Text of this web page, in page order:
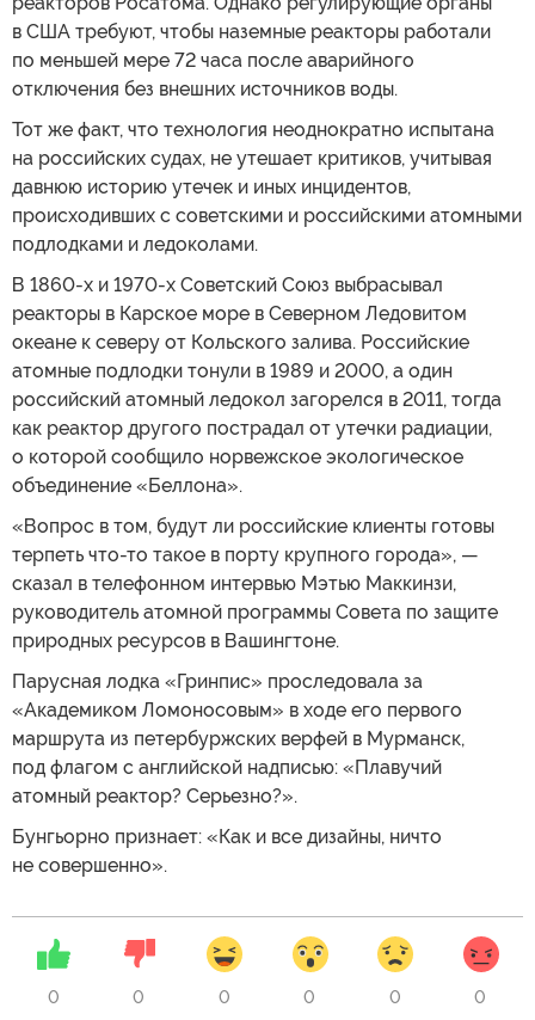
в США требуют, чтобы наземные реакторы работали
по меньшей мере 72 часа после аварийного
отключения без внешних источников воды.
Тот же факт, что технология неоднократно испытана
на российских судах, не утешает критиков, учитывая
давнюю историю утечек и иных инцидентов,
происходивших с советскими и российскими атомными
подлодками и ледоколами.
В 1860-х и 1970-х Советский Союз выбрасывал
реакторы в Карское море в Северном Ледовитом
океане к северу от Кольского залива. Российские
атомные подлодки тонули в 1989 и 2000, а один
российский атомный ледокол загорелся в 2011, тогда
как реактор другого пострадал от утечки радиации,
о которой сообщило норвежское экологическое
объединение «Беллона».
«Вопрос в том, будут ли российские клиенты готовы
терпеть что-то такое в порту крупного города», —
сказал в телефонном интервью Мэтью Маккинзи,
руководитель атомной программы Совета по защите
природных ресурсов в Вашингтоне.
Парусная лодка «Гринпис» проследовала за
«Академиком Ломоносовым» в ходе его первого
маршрута из петербуржских верфей в Мурманск,
под флагом с английской надписью: «Плавучий
атомный реактор? Серьезно?».
Бунгьорно признает: «Как и все дизайны, ничто
не совершенно».
0 0 0 0 0 0